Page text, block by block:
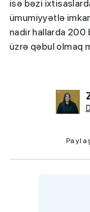
isə bəzi
ümumiyyətlə
nadir hallarda 200
üzrə qəbul olmaq